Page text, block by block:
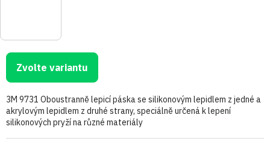
Zvolte variantu
3M 9731 Oboustranně lepicí páska se silikonovým lepidlem z jedné a
akrylovým lepidlem z druhé strany, speciálně určená k lepení
silikonových pryží na různé materiály